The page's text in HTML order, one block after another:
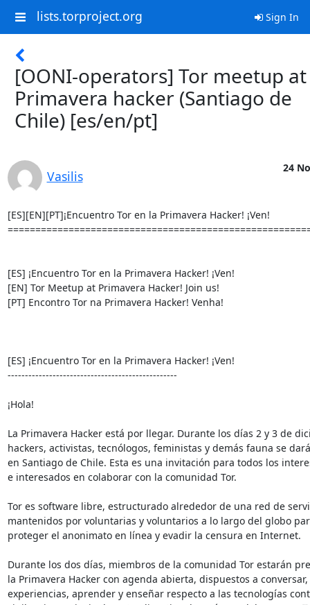
lists.torproject.org Sign In
[OONI-operators] Tor meetup at
Primavera hacker (Santiago de
Chile) [es/en/pt]
Vasilis
24
[ES][EN][PT]¡Encuentro Tor en la Primavera Hacker! ¡Ven!
[ES] ¡Encuentro Tor en la Primavera Hacker! ¡Ven!
[EN] Tor Meetup at Primavera Hacker! Join us!
[PT] Encontro Tor na Primavera Hacker! Venha!
[ES] ¡Encuentro Tor en la Primavera Hacker! ¡Ven!
-------------------------------------------------
¡Hola!
La Primavera Hacker está por llegar. Durante los días 2 y 3 de
hackers, activistas, tecnólogos, feministas y demás fauna se
en Santiago de Chile. Esta es una invitación para todos los
e interesados en colaborar con la comunidad Tor.
Tor es software libre, estructurado alrededor de una red de
mantenidos por voluntarias y voluntarios a lo largo del globo
proteger el anonimato en línea y evadir la censura en Internet.
Durante los dos días, miembros de la comunidad Tor estarán
la Primavera Hacker con agenda abierta, dispuestos a
experiencias, aprender y enseñar respecto a las tecnologías